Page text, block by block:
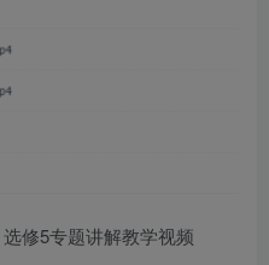
修5专题讲解教学视频